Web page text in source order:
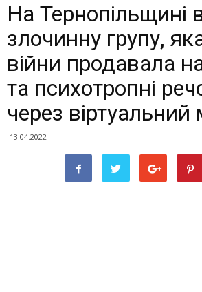
На Тернопільщині
злочинну групу,
війни продавала
та психотропні
через віртуальний
13.04.2022